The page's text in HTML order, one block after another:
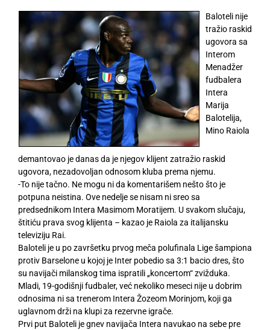
Baloteli nije
tražio raskid
ugovora sa
Interom
Menadžer
fudbalera
Intera
Marija
Balotelija,
Mino Raiola
demantovao je danas da je njegov klijent zatražio raskid
ugovora, nezadovoljan odnosom kluba prema njemu.
-To nije tačno. Ne mogu ni da komentarišem nešto što je
potpuna neistina. Ove nedelje se nisam ni sreo sa
predsednikom Intera Masimom Moratijem. U svakom slučaju,
štitiću prava svog klijenta – kazao je Raiola za italijansku
televiziju Rai.
Baloteli je u po završetku prvog meča polufinala Lige šampiona
protiv Barselone u kojoj je Inter pobedio sa 3:1 bacio dres, što
su navijači milanskog tima ispratili „koncertom“ zvižduka.
Mladi, 19-godišnji fudbaler, već nekoliko meseci nije u dobrim
odnosima ni sa trenerom Intera Žozeom Morinjom, koji ga
uglavnom drži na klupi za rezervne igrače.
Prvi put Baloteli je gnev navijača Intera navukao na sebe pre